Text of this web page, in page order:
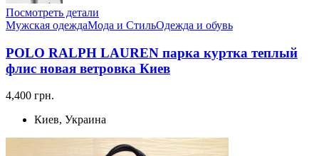
Посмотреть детали
Мужская одеждаМода и СтильОдежда и обувь
POLO RALPH LAUREN парка куртка теплый
флис новая ветровка Киев
4,400 грн.
Киев, Украина